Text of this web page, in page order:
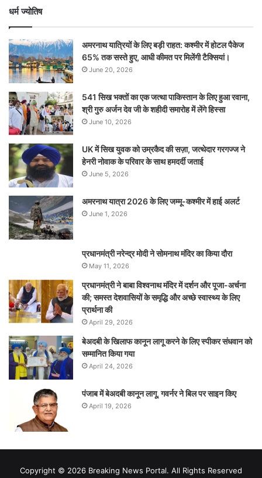
धर्म ज्योतिष
अमरनाथ यात्रियों के लिए बड़ी राहत: कश्मीर में होटल पैकेज
65% तक सस्ते हुए, आधी कीमत पर मिलेंगी टैक्सियां।
June 20, 2026
541 सिख भक्तों का एक जत्था पाकिस्तान के लिए हुआ रवाना,
श्री गुरु अर्जन देव जी के शहीदी समारोह में लेंगे हिस्सा
June 10, 2026
UK में सिख युवक को उम्रकैद की सज़ा, जत्थेदार गरगज्ज ने
हेनरी नोवाक के परिवार के साथ हमदर्दी जताई
June 5, 2026
अमरनाथ यात्रा 2026 के लिए जम्मू-कश्मीर में हाई अलर्ट
June 1, 2026
प्रधानमंत्री नरेन्‍द्र मोदी ने सोमनाथ मंदिर का किया दौरा
May 11, 2026
प्रधानमंत्री ने बाबा विश्वनाथ मंदिर में दर्शन और पूजा-अर्चना
की; समस्‍त देशवासियों के समृद्धि और अच्छे स्वास्थ्य के लिए
प्रार्थना की
April 29, 2026
बेअदबी के खिलाफ कानून लागू करने के लिए स्पीकर संधवान को
सम्मानित किया गया
April 24, 2026
पंजाब में बेअदबी कानून लागू, गवर्नर ने बिल पर साइन किए
April 19, 2026
Copyright © 2026 Breaking News Portal. All Rights Reserved